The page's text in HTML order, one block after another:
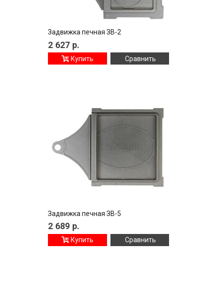
Задвижка печная ЗВ-2
2 627 р.
Купить Сравнить
Задвижка печная ЗВ-5
2 689 р.
Купить Сравнить